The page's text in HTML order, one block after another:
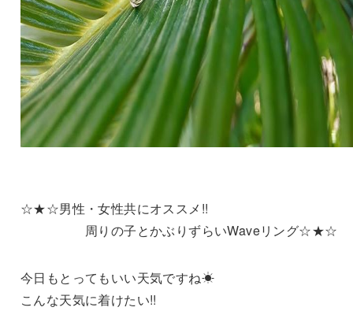
☆★☆男性・女性共にオススメ!!
周りの子とかぶりずらいWaveリング☆★☆
今日もとってもいい天気ですね☀
こんな天気に着けたい!!